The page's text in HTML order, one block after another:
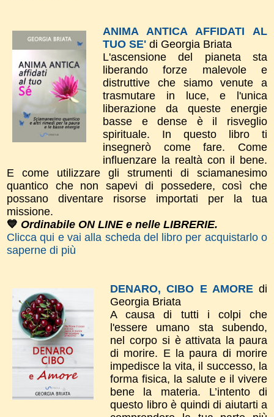
ANIMA ANTICA AFFIDATI AL
TUO SE' di Georgia Briata
L'ascensione del pianeta sta
liberando forze malevole e
distruttive che siamo venute a
trasmutare in luce, e l'unica
liberazione da queste energie
basse e dense è il risveglio
spirituale. In questo libro ti
insegnerò come fare. Come
influenzare la realtà con il bene.
E come utilizzare gli strumenti di sciamanesimo
quantico che non sapevi di possedere, così che
possano diventare risorse importati per la tua
missione.
💙 Ordinabile ON LINE e nelle LIBRERIE.
Clicca qui e vai alla scheda del libro per acquistarlo o
saperne di più
DENARO, CIBO E AMORE di
Georgia Briata
A causa di tutti i colpi che
l'essere umano sta subendo,
nel corpo si è attivata la paura
di morire. E la paura di morire
impedisce la vita, il successo, la
forma fisica, la salute e il vivere
bene la materia. L’intento di
questo libro è quindi di aiutarti a